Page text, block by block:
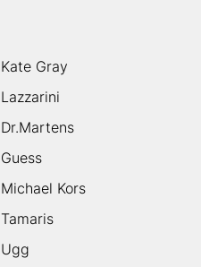
Kate Gray
Lazzarini
Dr.Martens
Guess
Michael Kors
Tamaris
Ugg